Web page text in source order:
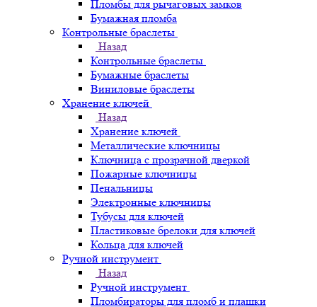
Пломбы для рычаговых замков
Бумажная пломба
Контрольные браслеты
Назад
Контрольные браслеты
Бумажные браслеты
Виниловые браслеты
Хранение ключей
Назад
Хранение ключей
Металлические ключницы
Ключница с прозрачной дверкой
Пожарные ключницы
Пенальницы
Электронные ключницы
Тубусы для ключей
Пластиковые брелоки для ключей
Кольца для ключей
Ручной инструмент
Назад
Ручной инструмент
Пломбираторы для пломб и плашки